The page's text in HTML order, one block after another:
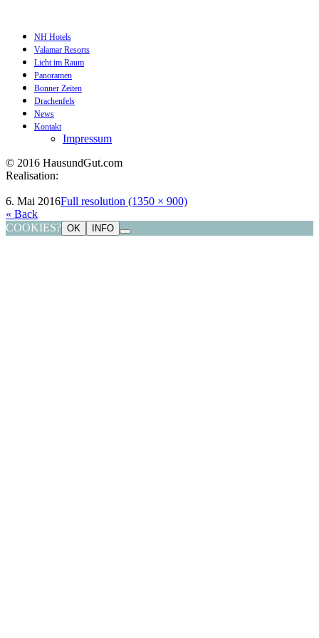
NH Hotels
Valamar Resorts
Licht im Raum
Panoramen
Bonner Zeiten
Drachenfels
News
Kontakt
Impressum
© 2016 HausundGut.com
Realisation:
6. Mai 2016Full resolution (1350 × 900)
« Back
COOKIES? OK INFO